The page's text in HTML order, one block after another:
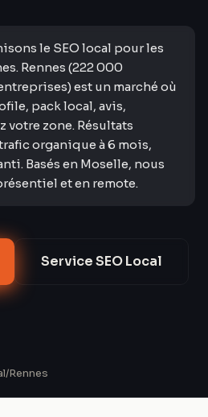
le SEO local pour les
Rennes (222 000
est un marché où
pack local, avis,
zone. Résultats
organique à 6 mois,
Basés en Moselle, nous
et en remote.
ServiceSEO Local
/Rennes